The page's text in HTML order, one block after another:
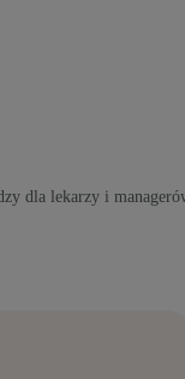
dla lekarzy i